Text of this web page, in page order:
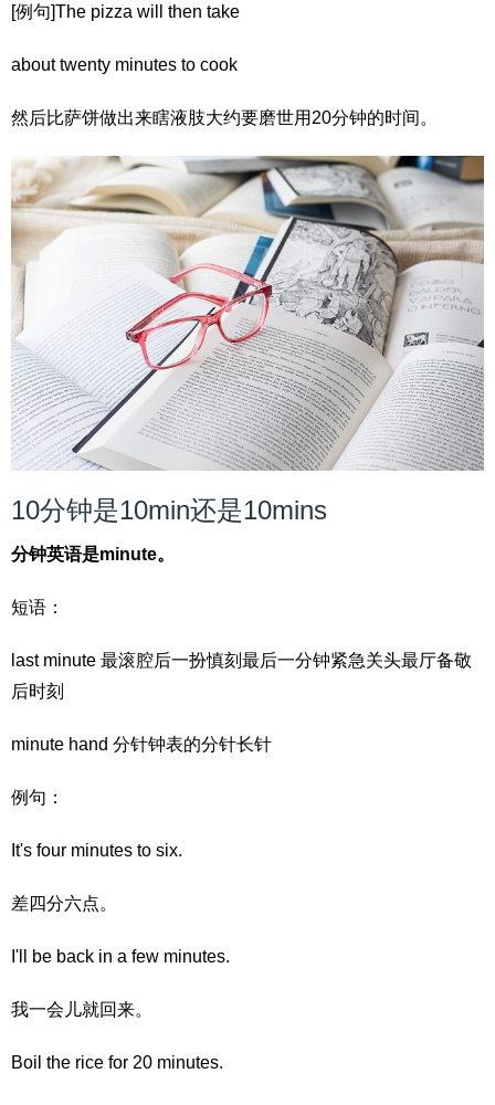
[例句]The pizza will then take
about twenty minutes to cook
然后比萨饼做出来瞎液肢大约要磨世用20分钟的时间。
10分钟是10min还是10mins
分钟英语是minute。
短语：
last minute 最滚腔后一扮慎刻最后一分钟紧急关头最厅备敬
后时刻
minute hand 分针钟表的分针长针
例句：
It's four minutes to six.
差四分六点。
I'll be back in a few minutes.
我一会儿就回来。
Boil the rice for 20 minutes.